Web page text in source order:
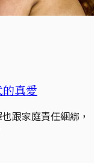
真愛
跟家庭責任綑綁，